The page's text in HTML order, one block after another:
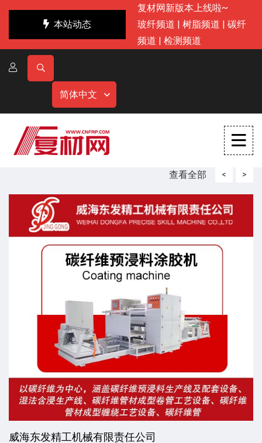
本站动态
复材网新版本上线啦~
玻纤频道 | 树脂频道 | 碳纤
频道 | 检测频道
简体中文
查看全部 <
威海东发精工机械有限责任公司
>